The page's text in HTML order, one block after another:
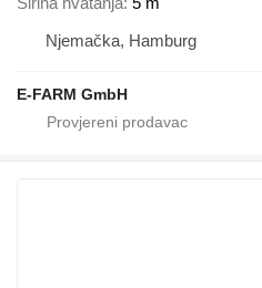
Njemačka, Hamburg
E-FARM GmbH